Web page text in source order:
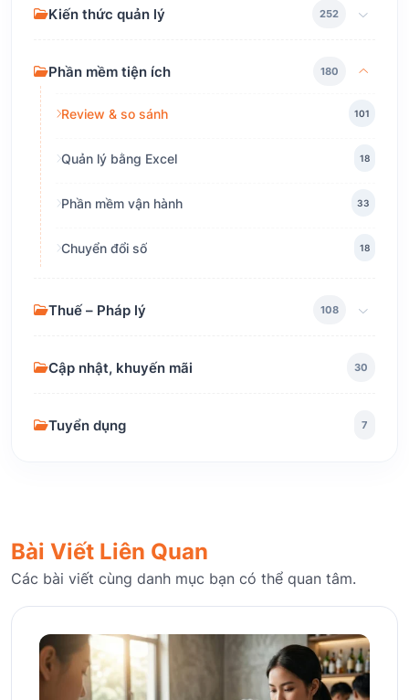
Kiến thức quản lý 252
Phần mềm tiện ích 180
Review & so sánh 101
Quản lý bằng Excel 18
Phần mềm vận hành 33
Chuyển đổi số 18
Thuế – Pháp lý 108
Cập nhật, khuyến mãi 30
Tuyển dụng 7
Bài Viết Liên Quan
Các bài viết cùng danh mục bạn có thể quan tâm.